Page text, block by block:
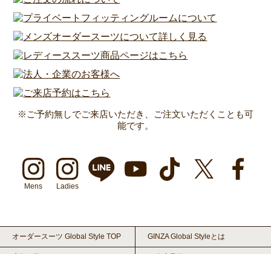
※ご予約無しでご来店いただき、ご注文いただくことも可
能です。
Mens Ladies
オーダースーツ Global Style TOP GINZA Global Styleとは